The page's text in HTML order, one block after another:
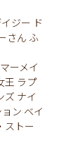
ジー ド
さん ふ
ーメイ
王 ラプ
ズ ナイ
ン ベイ
ストー